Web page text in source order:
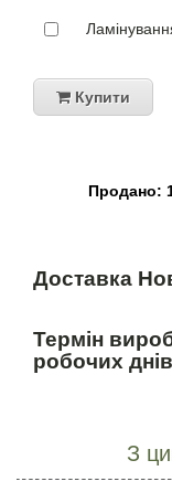
Купити
Продано:
Доставка
Термін
робочих днів
З